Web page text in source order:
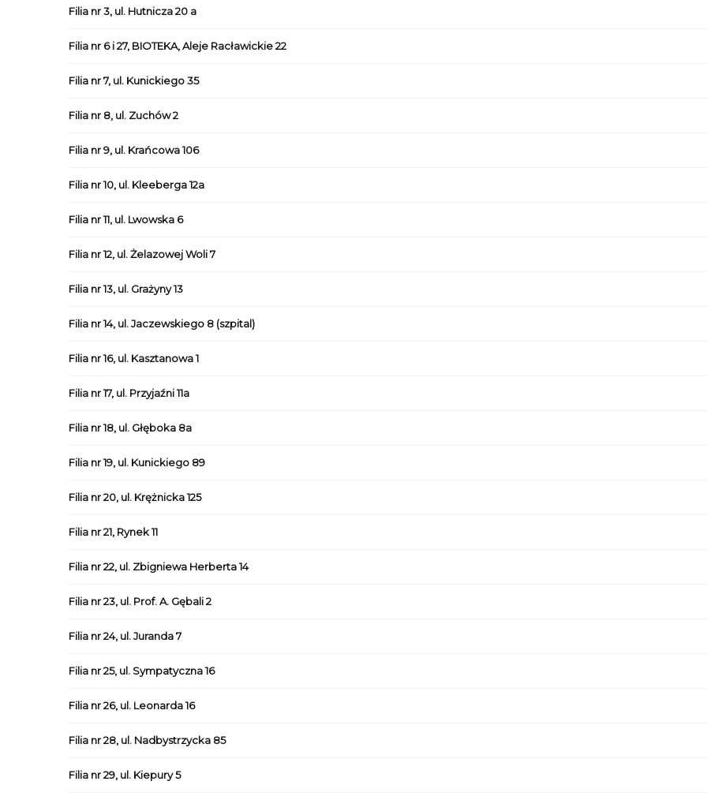
Filia nr 3, ul. Hutnicza 20 a
Filia nr 6 i 27, BIOTEKA, Aleje Racławickie 22
Filia nr 7, ul. Kunickiego 35
Filia nr 8, ul. Zuchów 2
Filia nr 9, ul. Krańcowa 106
Filia nr 10, ul. Kleeberga 12a
Filia nr 11, ul. Lwowska 6
Filia nr 12, ul. Żelazowej Woli 7
Filia nr 13, ul. Grażyny 13
Filia nr 14, ul. Jaczewskiego 8 (szpital)
Filia nr 16, ul. Kasztanowa 1
Filia nr 17, ul. Przyjaźni 11a
Filia nr 18, ul. Głęboka 8a
Filia nr 19, ul. Kunickiego 89
Filia nr 20, ul. Krężnicka 125
Filia nr 21, Rynek 11
Filia nr 22, ul. Zbigniewa Herberta 14
Filia nr 23, ul. Prof. A. Gębali 2
Filia nr 24, ul. Juranda 7
Filia nr 25, ul. Sympatyczna 16
Filia nr 26, ul. Leonarda 16
Filia nr 28, ul. Nadbystrzycka 85
Filia nr 29, ul. Kiepury 5